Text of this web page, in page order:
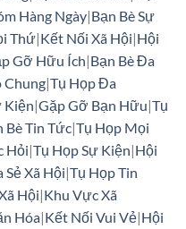
Hàng Ngày|Bạn Bè Sự
Thứ|Kết Nối Xã Hội|Hội
Gỡ Hữu Ích|Bạn Bè Đa
Chung|Tụ Họp Đa
Kiện|Gặp Gỡ Bạn Hữu|Tụ
Bè Tin Tức|Tụ Họp Mọi
Hỏi|Tụ Họp Sự Kiện|Hội
Sẻ Xã Hội|Tụ Họp Tin
Hội|Khu Vực Xã
Hóa|Kết Nối Vui Vẻ|Hội